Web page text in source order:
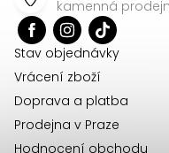
kamenná
Stav objednávky
Vrácení zboží
Doprava a platba
Prodejna v Praze
Hodnocení obchodu